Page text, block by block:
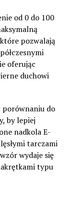
od 0 do 100
pozwalają
oferując
duchowi
porównaniu do
by lepiej
nadkola E-
tarczami
wydaje się
typu